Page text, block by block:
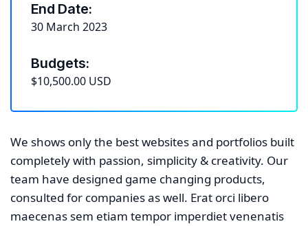
End Date:
30 March 2023
Budgets:
$10,500.00 USD
We shows only the best websites and portfolios built
completely with passion, simplicity & creativity. Our
team have designed game changing products,
consulted for companies as well. Erat orci libero
maecenas sem etiam tempor imperdiet venenatis